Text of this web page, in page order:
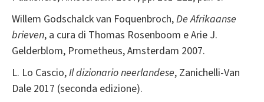
Willem Godschalck van Foquenbroch,De Afrikaanse
brieven, a cura di Thomas Rosenboom e Arie J.
Gelderblom, Prometheus, Amsterdam 2007.
L. Lo Cascio,Il dizionario neerlandese, Zanichelli-Van
Dale 2017 (seconda edizione).